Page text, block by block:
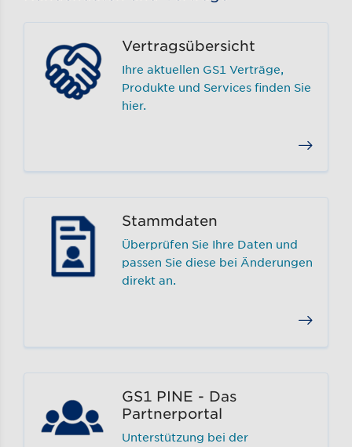
Vertragsübersicht
Ihre aktuellen GS1 Verträge,
Produkte und Services finden Sie
hier.
Stammdaten
Überprüfen Sie Ihre Daten und
passen Sie diese bei Änderungen
direkt an.
GS1 PINE - Das
Partnerportal
Unterstützung bei der